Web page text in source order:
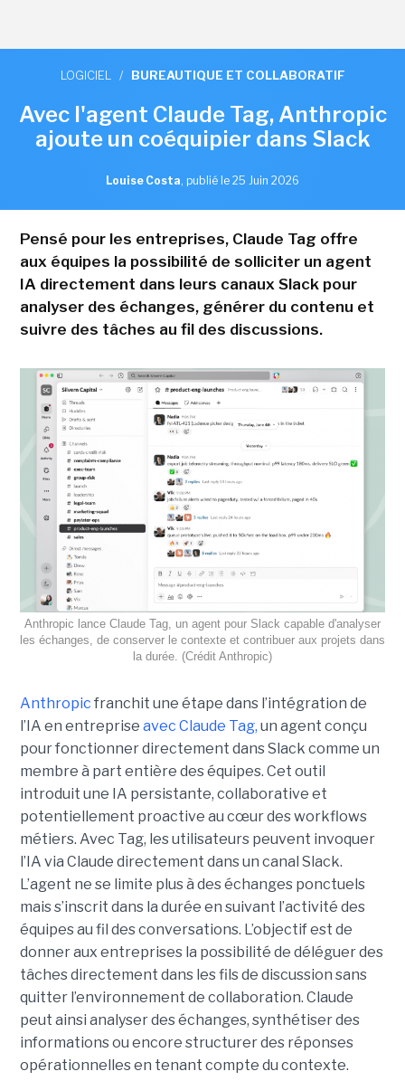
LOGICIEL / BUREAUTIQUE ET COLLABORATIF
Avec l'agent Claude Tag, Anthropic
ajoute un coéquipier dans Slack
Louise Costa, publié le 25 Juin 2026
Pensé pour les entreprises, Claude Tag offre
aux équipes la possibilité de solliciter un agent
IA directement dans leurs canaux Slack pour
analyser des échanges, générer du contenu et
suivre des tâches au fil des discussions.
Anthropic lance Claude Tag, un agent pour Slack capable d'analyser
les échanges, de conserver le contexte et contribuer aux projets dans
la durée. (Crédit Anthropic)
Anthropic franchit une étape dans l’intégration de
l’IA en entreprise avec Claude Tag, un agent conçu
pour fonctionner directement dans Slack comme un
membre à part entière des équipes. Cet outil
introduit une IA persistante, collaborative et
potentiellement proactive au cœur des workflows
métiers. Avec Tag, les utilisateurs peuvent invoquer
l’IA via Claude directement dans un canal Slack.
L’agent ne se limite plus à des échanges ponctuels
mais s’inscrit dans la durée en suivant l’activité des
équipes au fil des conversations. L’objectif est de
donner aux entreprises la possibilité de déléguer des
tâches directement dans les fils de discussion sans
quitter l’environnement de collaboration. Claude
peut ainsi analyser des échanges, synthétiser des
informations ou encore structurer des réponses
opérationnelles en tenant compte du contexte.